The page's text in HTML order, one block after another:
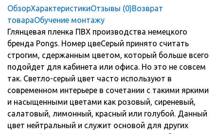
ОбзорХарактеристикиОтзывы (0)Возврат
товараОбучение монтажу
Глянцевая пленка ПВХ производства немецкого
бренда Pongs. Номер цвеСерый принято считать
строгим, сдержанным цветом, который больше всего
подойдет для кабинета или офиса. Но это не совсем
так. Светло-серый цвет часто используют в
современном интерьере в сочетании с такими яркими
и насыщенными цветами как розовый, сиреневый,
салатовый, лимонный, красный или голубой. Данный
цвет нейтральный и служит основой для других